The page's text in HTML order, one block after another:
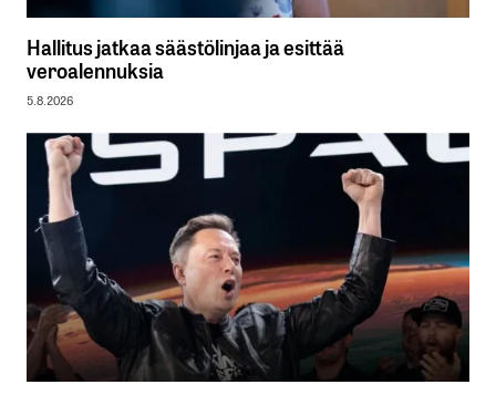
Hallitus jatkaa säästölinjaa ja esittää
veroalennuksia
5.8.2026